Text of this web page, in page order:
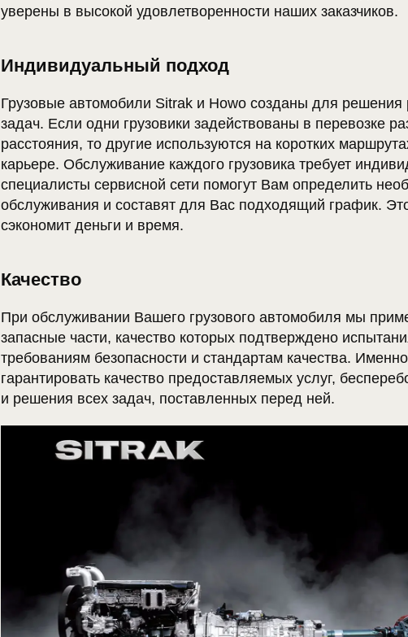
уверены в высокой удовлетворенности наших заказчиков.
Индивидуальный подход
Грузовые автомобили Sitrak и Howo созданы для решения
задач. Если одни грузовики задействованы в перевозке
расстояния, то другие используются на коротких
карьере. Обслуживание каждого грузовика требует
специалисты сервисной сети помогут Вам определить
обслуживания и составят для Вас подходящий график.
сэкономит деньги и время.
Качество
При обслуживании Вашего грузового автомобиля мы
запасные части, качество которых подтверждено
требованиям безопасности и стандартам качества.
гарантировать качество предоставляемых услуг,
и решения всех задач, поставленных перед ней.